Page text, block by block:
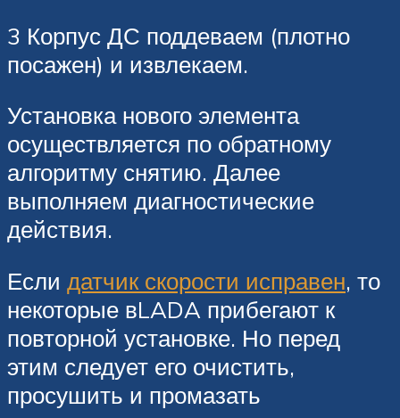
3 Корпус ДС поддеваем (плотно
посажен) и извлекаем.
Установка нового элемента
осуществляется по обратному
алгоритму снятию. Далее
выполняем диагностические
действия.
Если датчик скорости исправен, то
некоторые вLADA прибегают к
повторной установке. Но перед
этим следует его очистить,
просушить и промазать